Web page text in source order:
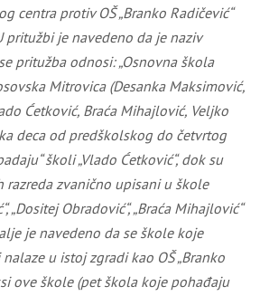
centra protiv OŠ „Branko Radičević“
pritužbi je navedeno da je naziv
pritužba odnosi: „Osnovna škola
Mitrovica (Desanka Maksimović,
Ćetković, Braća Mihajlović, Veljko
deca od predškolskog do četvrtog
školi „Vlado Ćetković“, dok su
razreda zvanično upisani u škole
„Dositej Obradović“, „Braća Mihajlović“
je navedeno da seškole koje
u istoj zgradi kao OŠ „Branko
ove škole (pet škola koje pohađaju